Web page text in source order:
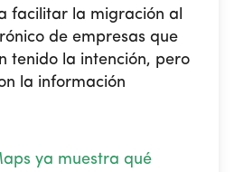
facilitar la migración al
de empresas que
tenido la intención, pero
la información
ya muestra qué